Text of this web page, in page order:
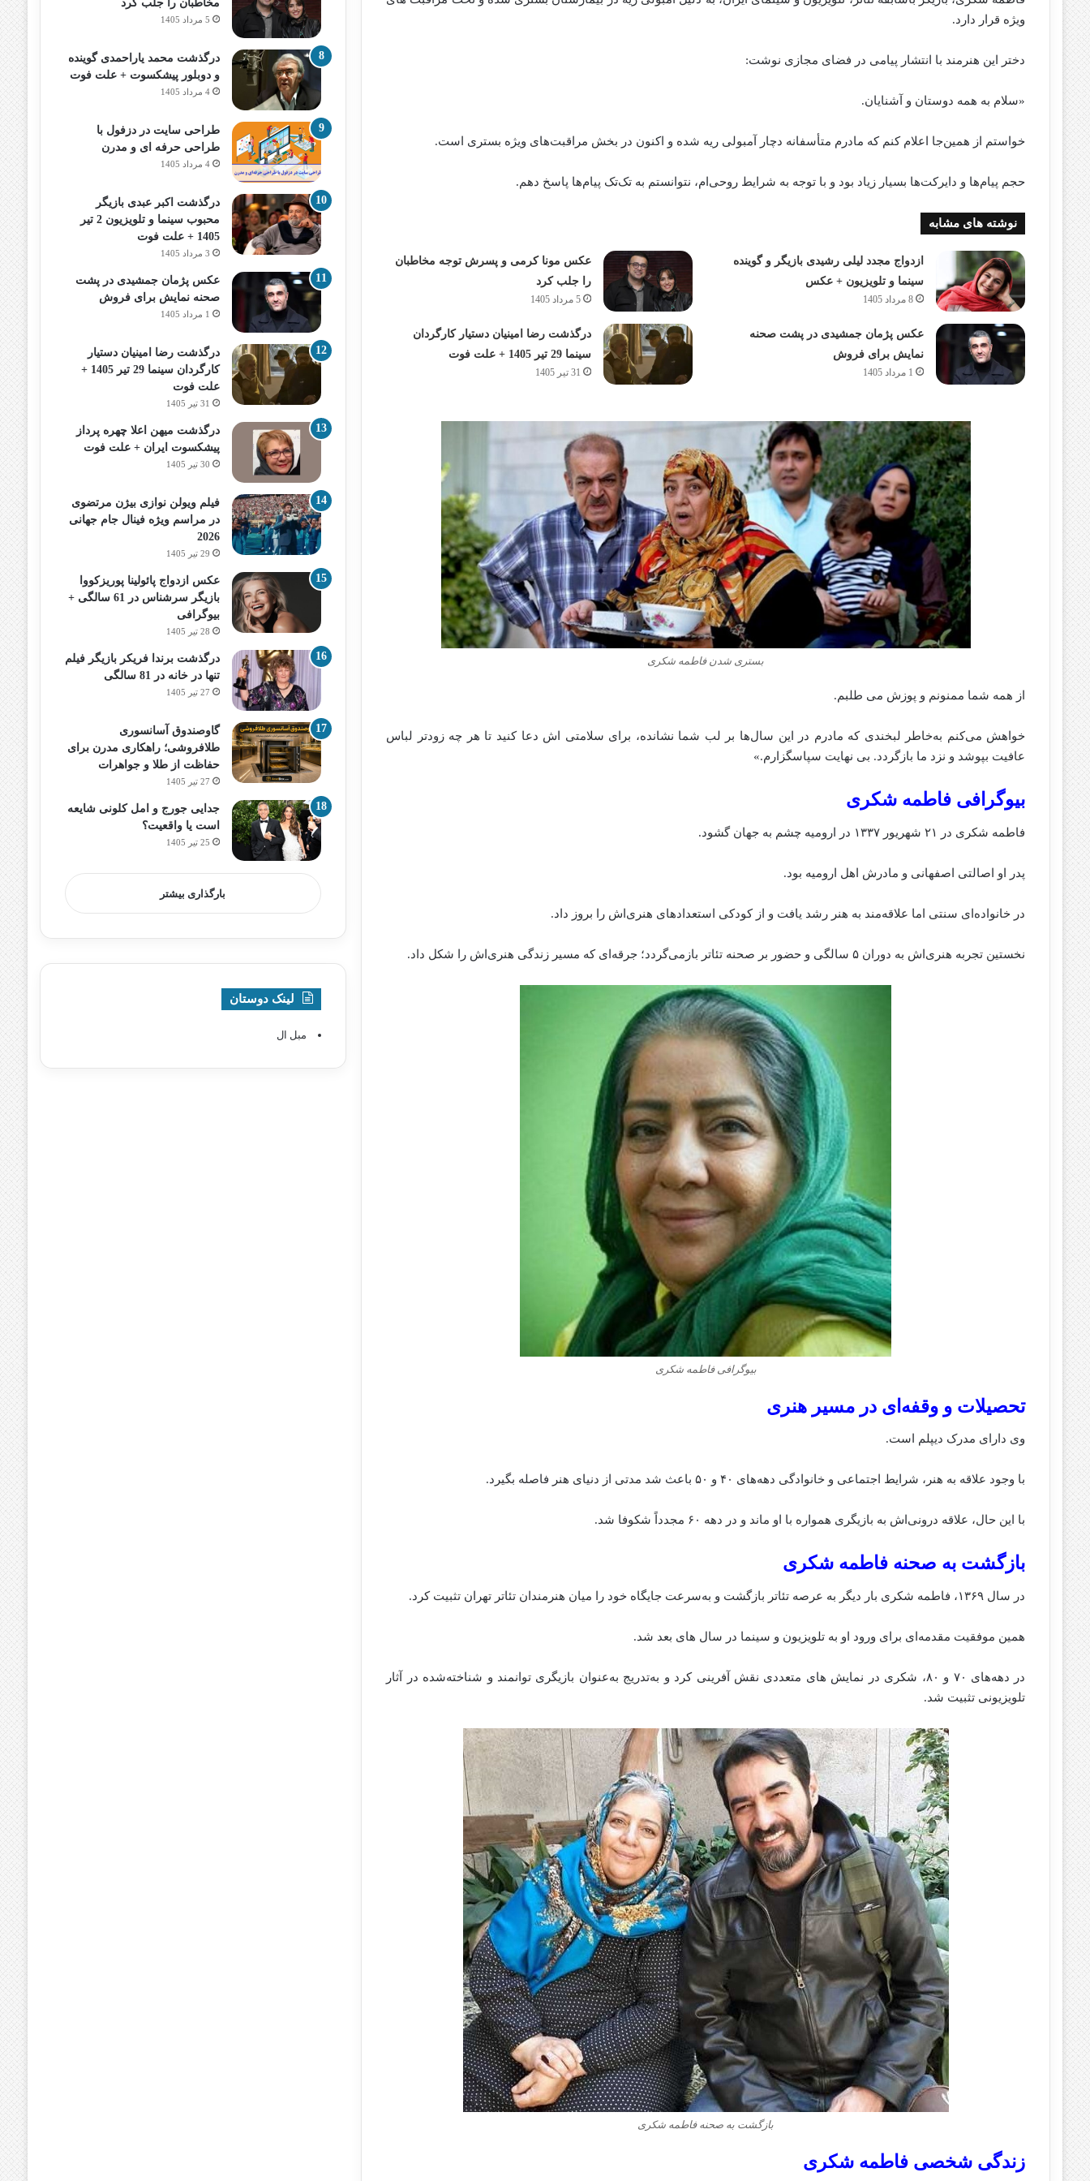
ویژه قرار دارد.
دختر این هنرمند با انتشار پیامی در فضای مجازی نوشت:
«سلام به همه دوستان و آشنایان.
خواستم از همین‌جا اعلام کنم که مادرم متأسفانه دچار آمبولی ریه شده و اکنون در بخش مراقبت‌های ویژه بستری است.
حجم پیام‌ها و دایرکت‌ها بسیار زیاد بود و با توجه به شرایط روحی‌ام، نتوانستم به تک‌تک پیام‌ها پاسخ دهم.
نوشته های مشابه
ازدواج مجدد لیلی رشیدی بازیگر و گوینده
سینما و تلویزیون + عکس
8 مرداد 1405
عکس مونا کرمی و پسرش توجه مخاطبان
را جلب کرد
5 مرداد 1405
عکس پژمان جمشیدی در پشت صحنه
نمایش برای فروش
1 مرداد 1405
درگذشت رضا امینیان دستیار کارگردان
سینما 29 تیر 1405 + علت فوت
31 تیر 1405
بستری شدن فاطمه شکری
از همه شما ممنونم و پوزش می‌ طلبم.
خواهش می‌کنم به‌خاطر لبخندی که مادرم در این سال‌ها بر لب‌ شما نشانده، برای سلامتی‌ اش دعا کنید تا هر چه زودتر لباس
عافیت بپوشد و نزد ما بازگردد. بی‌ نهایت سپاسگزارم.»
بیوگرافی فاطمه شکری
فاطمه شکری در ۲۱ شهریور ۱۳۳۷ در ارومیه چشم به جهان گشود.
پدر او اصالتی اصفهانی و مادرش اهل ارومیه بود.
در خانواده‌ای سنتی اما علاقه‌مند به هنر رشد یافت و از کودکی استعدادهای هنری‌اش را بروز داد.
نخستین تجربه هنری‌اش به دوران ۵ سالگی و حضور بر صحنه تئاتر بازمی‌گردد؛ جرقه‌ای که مسیر زندگی هنری‌اش را شکل داد.
بیوگرافی فاطمه شکری
تحصیلات و وقفه‌ای در مسیر هنری
وی دارای مدرک دیپلم است.
با وجود علاقه‌ به هنر، شرایط اجتماعی و خانوادگی دهه‌های ۴۰ و ۵۰ باعث شد مدتی از دنیای هنر فاصله بگیرد.
با این حال، علاقه درونی‌اش به بازیگری همواره با او ماند و در دهه ۶۰ مجدداً شکوفا شد.
بازگشت به صحنه فاطمه شکری
در سال ۱۳۶۹، فاطمه شکری بار دیگر به عرصه تئاتر بازگشت و به‌سرعت جایگاه خود را میان هنرمندان تئاتر تهران تثبیت کرد.
همین موفقیت مقدمه‌ای برای ورود او به تلویزیون و سینما در سال‌ های بعد شد.
در دهه‌های ۷۰ و ۸۰، شکری در نمایش‌ های متعددی نقش‌ آفرینی کرد و به‌تدریج به‌عنوان بازیگری توانمند و شناخته‌شده در آثار
تلویزیونی تثبیت شد.
بازگشت به صحنه فاطمه شکری
زندگی شخصی فاطمه شکری
مخاطبان را جلب کرد
5 مرداد 1405
درگذشت محمد یاراحمدی گوینده
و دوبلور پیشکسوت + علت فوت
4 مرداد 1405
طراحی سایت در دزفول با
طراحی حرفه‌ ای و مدرن
4 مرداد 1405
درگذشت اکبر عبدی بازیگر
محبوب سینما و تلویزیون 2 تیر
1405 + علت فوت
3 مرداد 1405
عکس پژمان جمشیدی در پشت
صحنه نمایش برای فروش
1 مرداد 1405
درگذشت رضا امینیان دستیار
کارگردان سینما 29 تیر 1405 +
علت فوت
31 تیر 1405
درگذشت میهن اعلا چهره پرداز
پیشکسوت ایران + علت فوت
30 تیر 1405
فیلم ویولن نوازی بیژن مرتضوی
در مراسم ویژه فینال جام جهانی
2026
29 تیر 1405
عکس ازدواج پائولینا پوریزکووا
بازیگر سرشناس در 61 سالگی +
بیوگرافی
28 تیر 1405
درگذشت برندا فریکر بازیگر فیلم
تنها در خانه در 81 سالگی
27 تیر 1405
گاوصندوق آسانسوری
طلافروشی؛ راهکاری مدرن برای
حفاظت از طلا و جواهرات
27 تیر 1405
جدایی جورج و امل کلونی شایعه
است یا واقعیت؟
25 تیر 1405
بارگذاری بیشتر
لینک دوستان
مبل ال